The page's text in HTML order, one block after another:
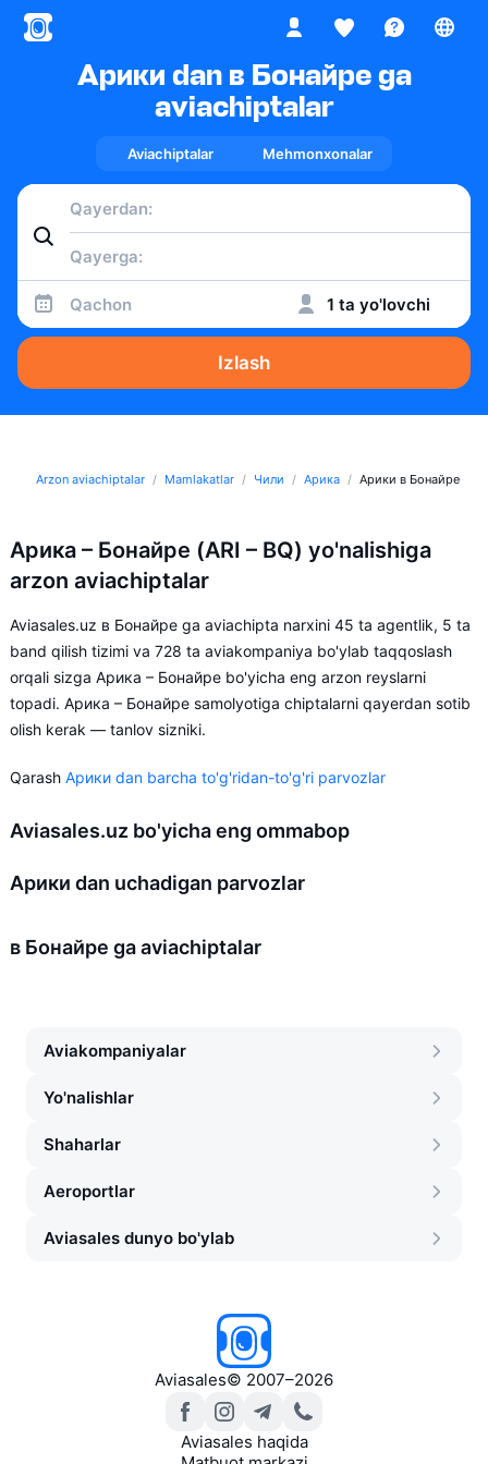
Арики dan в Бонайре ga
aviachiptalar
Aviachiptalar Mehmonxonalar
Qachon 1 ta yo'lovchi
Izlash
Arzon aviachiptalar Mamlakatlar Чили Арика Арики в Бонайре
Арика – Бонайре (ARI – BQ) yo'nalishiga
arzon aviachiptalar
Aviasales.uz в Бонайре ga aviachipta narxini 45 ta agentlik, 5 ta
band qilish tizimi va 728 ta aviakompaniya bo'ylab taqqoslash
orqali sizga Арика – Бонайре bo'yicha eng arzon reyslarni
topadi. Арика – Бонайре samolyotiga chiptalarni qayerdan sotib
olish kerak — tanlov sizniki.
Qarash Арики dan barcha to'g'ridan-to'g'ri parvozlar
Aviasales.uz bo'yicha eng ommabop
Арики dan uchadigan parvozlar
в Бонайре ga aviachiptalar
Aviakompaniyalar
Yo'nalishlar
Shaharlar
Aeroportlar
Aviasales dunyo bo'ylab
Aviasales© 2007–2026
Aviasales haqida